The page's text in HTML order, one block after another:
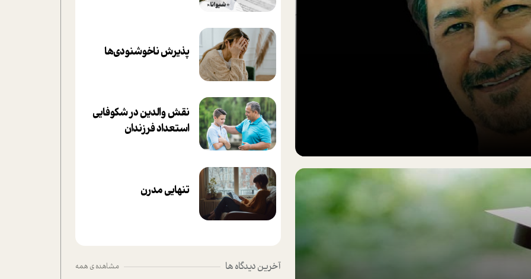
پذیرش ناخوشنودی‌ها
نقش والدین در شکوفا‌یی
ا‌ستعداد فرزندان‌
تنهایی مدرن
آخرین دیدگاه ها مشاهده ی همه